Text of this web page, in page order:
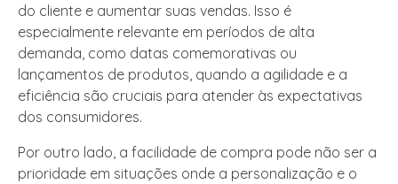
do cliente e aumentar suas vendas. Isso é
especialmente relevante em períodos de alta
demanda, como datas comemorativas ou
lançamentos de produtos, quando a agilidade e a
eficiência são cruciais para atender às expectativas
dos consumidores.
Por outro lado, a facilidade de compra pode não ser a
prioridade em situações onde a personalização e o